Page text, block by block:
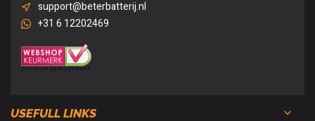
support@beterbatterij.nl
+31 6 12202469
USEFULL LINKS